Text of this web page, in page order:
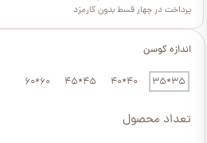
اندازه کوسن
35*35
40*40
45*45
60*60
تعداد محصول
پرداخت در چهار قسط بدون کارمزد